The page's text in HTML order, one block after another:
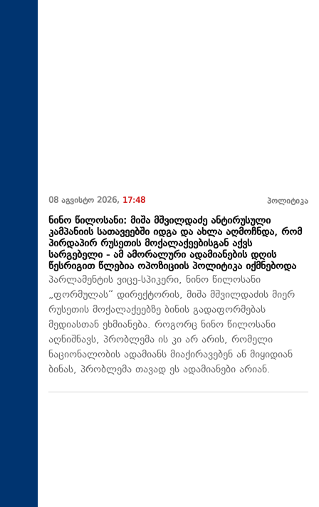
08 აგვისტო 2026, 17:48 პოლიტიკა
ნინო წილოსანი: მიშა მშვილდაძე ანტირუსული
კამპანიის სათავეებში იდგა და ახლა აღმოჩნდა, რომ
პირდაპირ რუსეთის მოქალაქეებისგან აქვს
სარგებელი - ამ ამორალური ადამიანების დღის
წესრიგით წლებია ოპოზიციის პოლიტიკა იქმნებოდა
პარლამენტის ვიცე-სპიკერი, ნინო წილოსანი
„ფორმულას“ დირექტორის, მიშა მშვილდაძის მიერ
რუსეთის მოქალაქეებზე ბინის გადაფორმებას
მედიასთან ეხმიანება. როგორც ნინო წილოსანი
აღნიშნავს, პრობლემა ის კი არ არის, რომელი
ნაციონალობის ადამიანს მიაქირავებენ ან მიყიდიან
ბინას, პრობლემა თავად ეს ადამიანები არიან.